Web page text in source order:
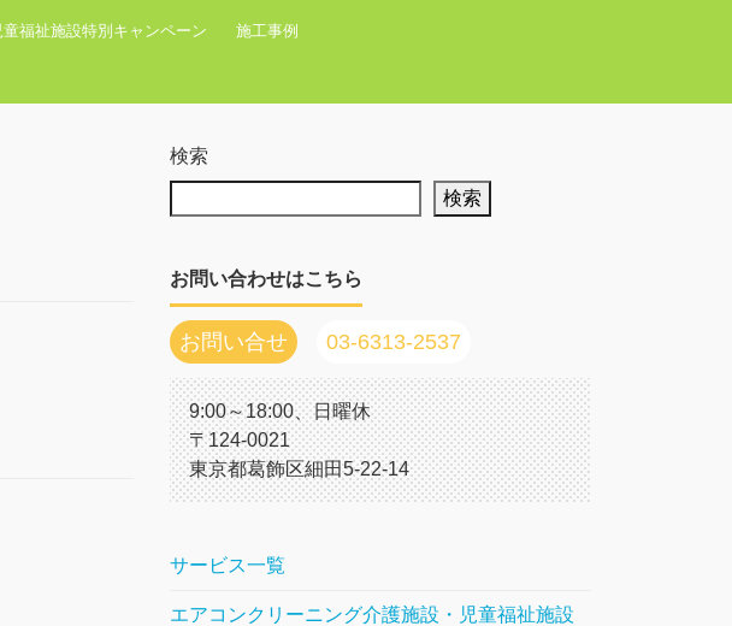
福祉施設特別キャンペーン 施工事例
検索
検索
お問い合わせはこちら
お問い合せ 03-6313-2537
9:00～18:00、日曜休
〒124-0021
東京都葛飾区細田5-22-14
サービス一覧
エアコンクリーニング介護施設・児童福祉施設